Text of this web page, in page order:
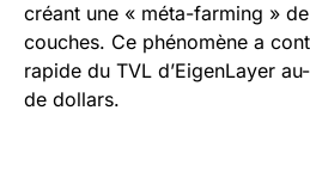
créant une « méta-farming »
couches. Ce phénomène a
rapide du TVL d’EigenLayer
de dollars.